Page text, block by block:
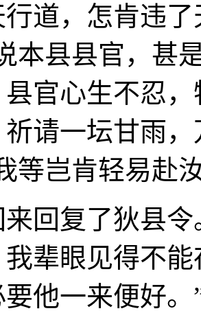
道，怎肯违
本县县官，甚
官心生不忍
请一坛甘雨
等岂肯轻易赴
回复了狄县
辈眼见得不
他一来便好